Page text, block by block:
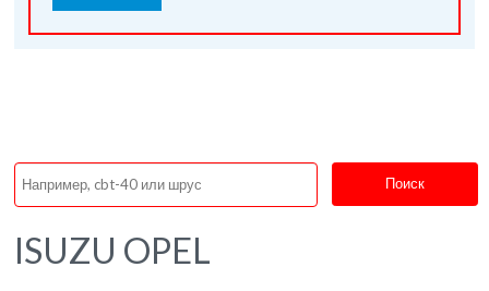
Поиск
ISUZU OPEL